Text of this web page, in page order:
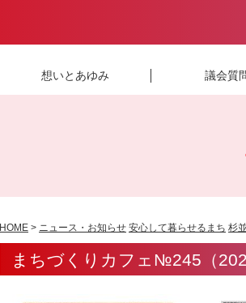
想いとあゆみ 議会質
HOME > ニュース・お知らせ 安心して暮らせるまち 杉
まちづくりカフェ№245（